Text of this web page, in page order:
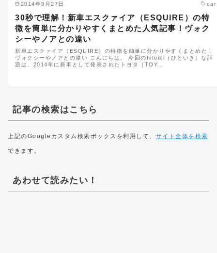
2014年9月27日 car
30秒で理解！新車エスクァイア（ESQUIRE）の特
徴を簡単に分かりやすくまとめた人気記事！ヴォク
シーやノアとの違い
新車エスクァイア（ESQUIRE）の特徴を簡単に分かりやすくまとめた！
ヴォクシーやノアとの違い こんにちは。 今回のhitoiki（ひといき）な話
題は、2014年に新車として発表されたトヨタ（TOY…
記事の検索はこちら
上記のGoogleカスタム検索ボックスを利用して、 サイト全体を検索
できます。
あわせて読みたい！